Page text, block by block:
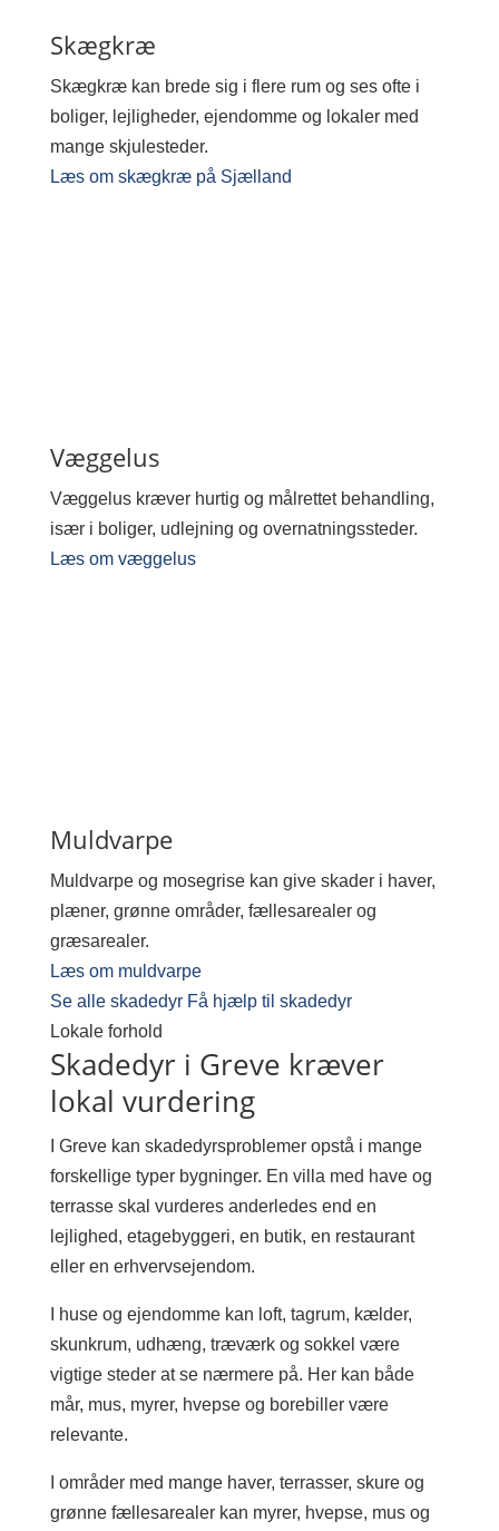
Skægkræ
Skægkræ kan brede sig i flere rum og ses ofte i
boliger, lejligheder, ejendomme og lokaler med
mange skjulesteder.
Læs om skægkræ på Sjælland
Væggelus
Væggelus kræver hurtig og målrettet behandling,
især i boliger, udlejning og overnatningssteder.
Læs om væggelus
Muldvarpe
Muldvarpe og mosegrise kan give skader i haver,
plæner, grønne områder, fællesarealer og
græsarealer.
Læs om muldvarpe
Se alle skadedyr Få hjælp til skadedyr
Lokale forhold
Skadedyr i Greve kræver
lokal vurdering
I Greve kan skadedyrsproblemer opstå i mange
forskellige typer bygninger. En villa med have og
terrasse skal vurderes anderledes end en
lejlighed, etagebyggeri, en butik, en restaurant
eller en erhvervsejendom.
I huse og ejendomme kan loft, tagrum, kælder,
skunkrum, udhæng, træværk og sokkel være
vigtige steder at se nærmere på. Her kan både
mår, mus, myrer, hvepse og borebiller være
relevante.
I områder med mange haver, terrasser, skure og
grønne fællesarealer kan myrer, hvepse, mus og